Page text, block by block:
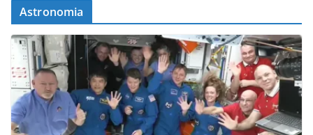
Astronomia